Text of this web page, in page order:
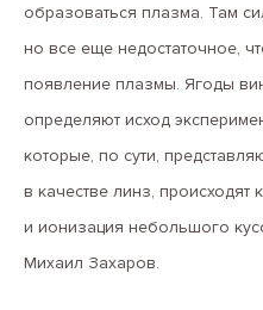
образоваться плазма. Там
но все еще недостаточное,
появление плазмы. Ягоды
определяют исход
которые, по сути,
в качестве линз, происходят
и ионизация небольшого
Михаил Захаров.